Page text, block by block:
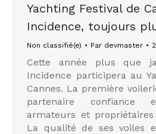
Yachting Festival de
Incidence, toujours
Non classifié(e) Par devmaster
Cette année plus que
Incidence participera au
Cannes. La première
partenaire
armateurs et
La qualité de ses voiles